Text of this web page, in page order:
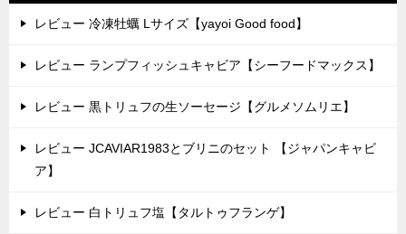
レビュー 冷凍牡蠣 Lサイズ【yayoi Good food】
レビュー ランプフィッシュキャビア【シーフードマックス】
レビュー 黒トリュフの生ソーセージ【グルメソムリエ】
レビュー JCAVIAR1983とブリニのセット 【ジャパンキャビ
ア】
レビュー 白トリュフ塩【タルトゥフランゲ】